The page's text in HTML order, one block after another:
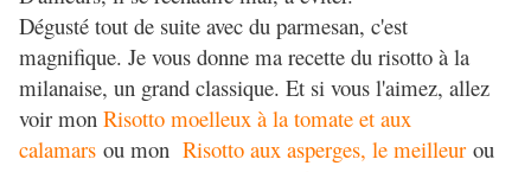
Dégusté tout de suite avec du parmesan, c'est
magnifique. Je vous donne ma recette du risotto à la
milanaise, un grand classique. Et si vous l'aimez, allez
voir mon Risotto moelleux à la tomate et aux
calamars ou mon Risotto aux asperges, le meilleur ou